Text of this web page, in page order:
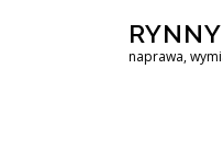
naprawa,